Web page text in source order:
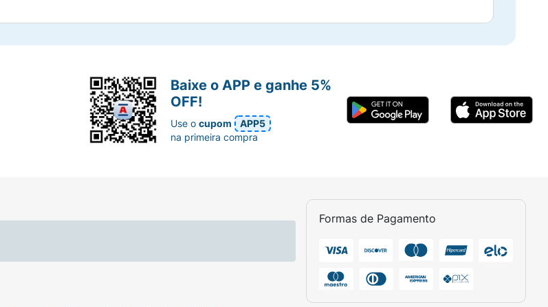
Formas de Pagamento
Baixe o APP e ganhe 5%
OFF!
Use ocupom
APP5
na primeira compra